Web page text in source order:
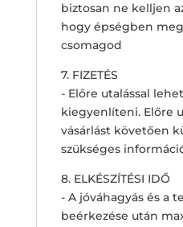
biztosan ne kelljen
hogy épségben
csomagod
7. FIZETÉS
- Előre utalással
kiegyenlíteni. Előre
vásárlást követően
szükséges
8. ELKÉSZÍTÉSI IDŐ
- A jóváhagyás és a
beérkezése után